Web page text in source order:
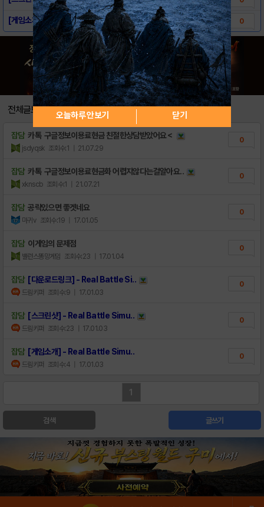
[게임소개] - Real Battle Simu.. 0
전체글보기
잡담 카톡 구글정보이용료현금 친절한상담받았어요＜
jsdyqsk 조회수:1 | 21.07.29
0
잡담 카톡 구글정보이용료현금화 어렵지않다는걸알아요..
xknscb 조회수:1 | 21.07.21
0
잡담 공략있으면 좋겟네요
마귀v 조회수:19 | 17.01.05
0
잡담 이게임의 문제점
밸런스똥망게임 조회수:23 | 17.01.04
0
잡담 [다운로드링크] - Real Battle Si..
드림키퍼 조회수:9 | 17.01.03
0
잡담 [스크린샷] - Real Battle Simu..
드림키퍼 조회수:23 | 17.01.03
0
잡담 [게임소개] - Real Battle Simu..
드림키퍼 조회수:4 | 17.01.03
0
1
검색 글쓰기
오늘하루 안보기 닫기